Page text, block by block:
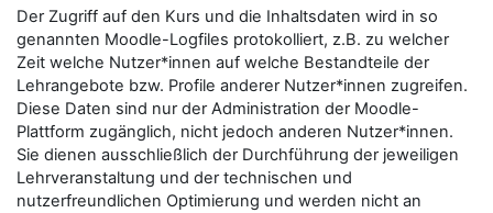
Der Zugriff auf den Kurs und die Inhaltsdaten wird in so
genannten Moodle-Logfiles protokolliert, z.B. zu welcher
Zeit welche Nutzer*innen auf welche Bestandteile der
Lehrangebote bzw. Profile anderer Nutzer*innen zugreifen.
Diese Daten sind nur der Administration der Moodle-
Plattform zugänglich, nicht jedoch anderen Nutzer*innen.
Sie dienen ausschließlich der Durchführung der jeweiligen
Lehrveranstaltung und der technischen und
nutzerfreundlichen Optimierung und werden nicht an